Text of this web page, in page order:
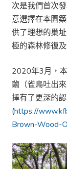
次是我們首次
意選擇在本園
供了理想的巢
極的森林修復
2020年3月，
繭（雀鳥吐出
擇有了更深的
(https://
Brown-Wood-